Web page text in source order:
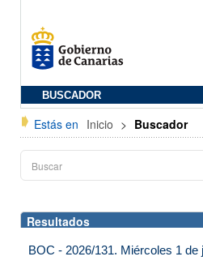
BUSCADOR
Estás en Inicio > Buscador
Resultados
BOC - 2026/131. Miércoles 1 de